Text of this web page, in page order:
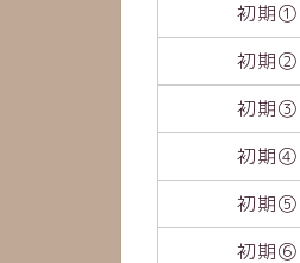
初期①
初期②
初期③
初期④
初期⑤
初期⑥